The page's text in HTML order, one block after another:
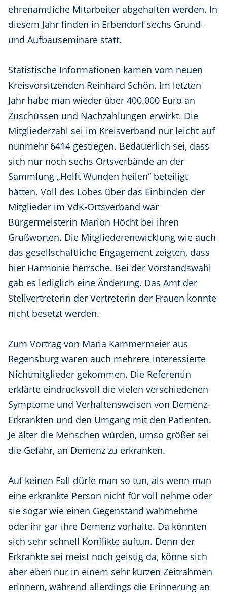
ehrenamtliche Mitarbeiter abgehalten werden. In
diesem Jahr finden in Erbendorf sechs Grund-
und Aufbauseminare statt.
Statistische Informationen kamen vom neuen
Kreisvorsitzenden Reinhard Schön. Im letzten
Jahr habe man wieder über 400.000 Euro an
Zuschüssen und Nachzahlungen erwirkt. Die
Mitgliederzahl sei im Kreisverband nur leicht auf
nunmehr 6414 gestiegen. Bedauerlich sei, dass
sich nur noch sechs Ortsverbände an der
Sammlung „Helft Wunden heilen“ beteiligt
hätten. Voll des Lobes über das Einbinden der
Mitglieder im VdK-Ortsverband war
Bürgermeisterin Marion Höcht bei ihren
Grußworten. Die Mitgliederentwicklung wie auch
das gesellschaftliche Engagement zeigten, dass
hier Harmonie herrsche. Bei der Vorstandswahl
gab es lediglich eine Änderung. Das Amt der
Stellvertreterin der Vertreterin der Frauen konnte
nicht besetzt werden.
Zum Vortrag von Maria Kammermeier aus
Regensburg waren auch mehrere interessierte
Nichtmitglieder gekommen. Die Referentin
erklärte eindrucksvoll die vielen verschiedenen
Symptome und Verhaltensweisen von Demenz-
Erkrankten und den Umgang mit den Patienten.
Je älter die Menschen würden, umso größer sei
die Gefahr, an Demenz zu erkranken.
Auf keinen Fall dürfe man so tun, als wenn man
eine erkrankte Person nicht für voll nehme oder
sie sogar wie einen Gegenstand wahrnehme
oder ihr gar ihre Demenz vorhalte. Da könnten
sich sehr schnell Konflikte auftun. Denn der
Erkrankte sei meist noch geistig da, könne sich
aber eben nur in einem sehr kurzen Zeitrahmen
erinnern, während allerdings die Erinnerung an